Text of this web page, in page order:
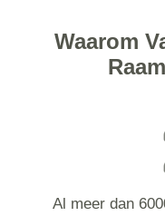
Waarom
Al meer dan